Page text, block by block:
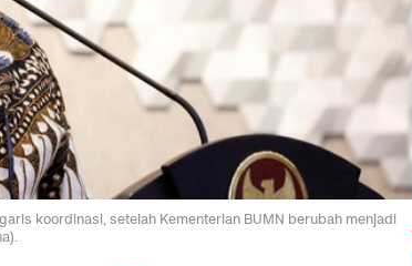
koordinasi, setelah Kementerian BUMN berubah menjadi